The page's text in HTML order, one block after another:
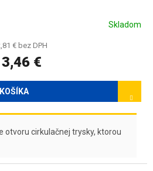
Skladom
€ bez DPH
3,46 €
otvoru cirkulačnej trysky, ktorou